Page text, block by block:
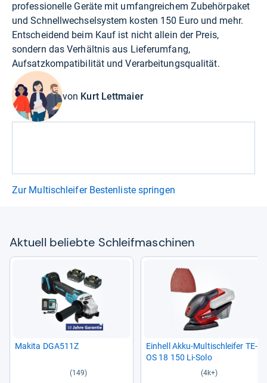
professionelle Geräte mit umfangreichem Zubehörpaket
und Schnellwechselsystem kosten 150 Euro und mehr.
Entscheidend beim Kauf ist nicht allein der Preis,
sondern das Verhältnis aus Lieferumfang,
Aufsatzkompatibilität und Verarbeitungsqualität.
von Kurt Lettmaier
Zur Multischleifer Bestenliste springen
Aktu­ell beliebte Schleif­ma­schi­nen
Makita DGA511Z
(149)
Ein­hell Akku-​Mul­tischlei­fer TE-​
OS 18 150 Li-​Solo
(4k+)